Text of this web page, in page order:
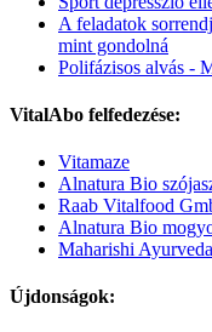
A feladatok
mint gondolná
Polifázisos alvás -
VitalAbo felfedezése:
Vitamaze
Alnatura Bio
Raab Vitalfood
Alnatura Bio
Maharishi
Újdonságok: